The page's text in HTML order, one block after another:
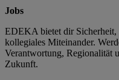
Jobs
EDEKA bietet dir
kollegiales Miteinander.
Verantwortung, Regionalität
Zukunft.